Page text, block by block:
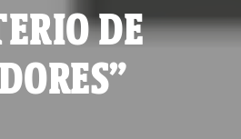
DE